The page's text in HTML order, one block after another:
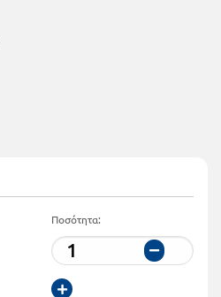
Ποσότητα: